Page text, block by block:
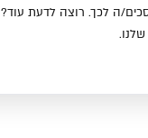
ה לכך. רוצה לדעת עוד?